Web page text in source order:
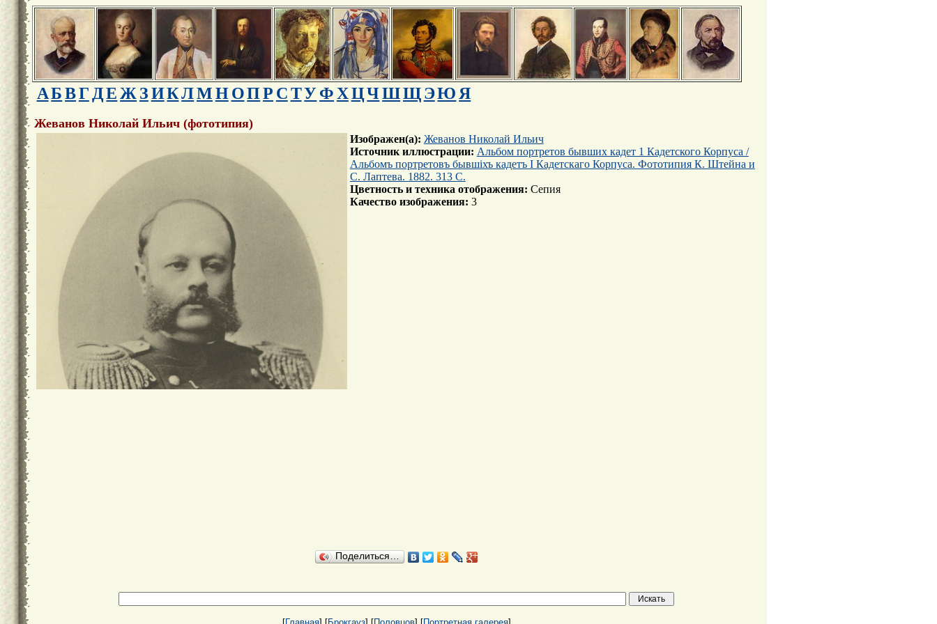
АБВГ ДЕ Ж ЗИКЛМН ОПР СТУФ ХЦЧШЩЭЮ Я
Жеванов Николай Ильич (фототипия)
Изображен(а): Жеванов Николай Ильич
Источник иллюстрации: Альбом портретов бывших кадет 1 Кадетского Корпуса /
Альбомъ портретовъ бывшiхъ кадетъ I Кадетскаго Корпуса. Фототипия К. Штейна и
С. Лаптева. 1882. 313 C.
Цветность и техника отображения: Сепия
Качество изображения: 3
Поделиться…